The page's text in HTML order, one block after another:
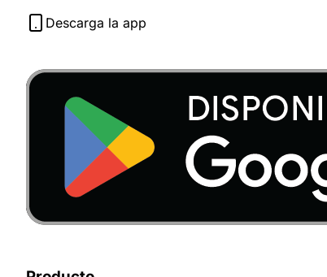
Descarga la app